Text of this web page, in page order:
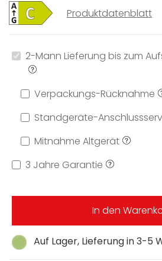
Produktdatenblatt
Auf Lager, Lieferung in 3-5
2-Mann Lieferung bis zum
Verpackungs-Rücknahme
Standgeräte-
Mitnahme Altgerät
3 Jahre Garantie
In den